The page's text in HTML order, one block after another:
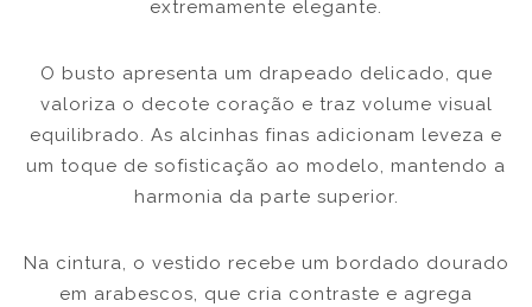
extremamente elegante.
O busto apresenta um drapeado delicado, que
valoriza o decote coração e traz volume visual
equilibrado. As alcinhas finas adicionam leveza e
um toque de sofisticação ao modelo, mantendo a
harmonia da parte superior.
Na cintura, o vestido recebe um bordado dourado
em arabescos, que cria contraste e agrega